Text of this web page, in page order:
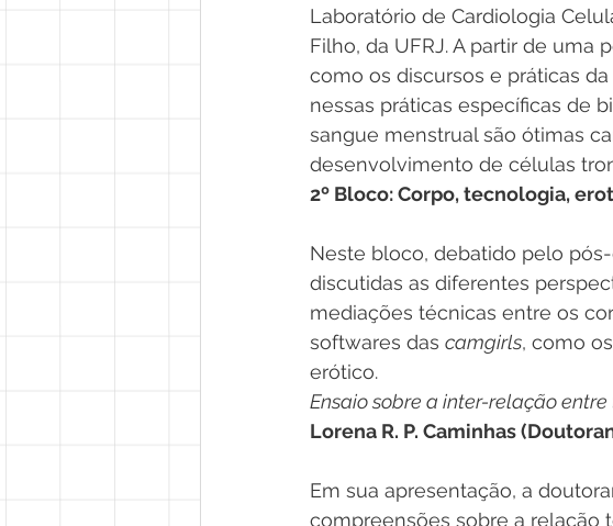
Laboratório de Cardiologia
Filho, da UFRJ. A partir de uma
como os discursos e práticas
nessas práticas específicas de
sangue menstrual são ótimas
desenvolvimento de células
2º Bloco: Corpo, tecnologia,
Neste bloco, debatido pelo
discutidas as diferentes
mediações técnicas entre os
softwares das camgirls, como
erótico.
Ensaio sobre a inter-relação
Lorena R. P. Caminhas
Em sua apresentação, a
compreensões sobre a relação